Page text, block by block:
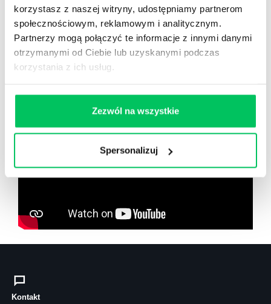
korzystasz z naszej witryny, udostępniamy partnerom
społecznościowym, reklamowym i analitycznym.
Partnerzy mogą połączyć te informacje z innymi danymi
otrzymanymi od Ciebie lub uzyskanymi podczas
korzystania z ich usług.
Zezwól na wszystkie
Spersonalizuj
Zobacz co znajdzieszw
wikiGamma+
Kontakt